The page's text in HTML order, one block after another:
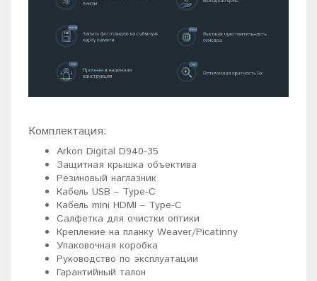
Комплектация:
Arkon Digital D940-35
Защитная крышка объектива
Резиновый наглазник
Кабель USB – Type-C
Кабель mini HDMI – Type-C
Салфетка для очистки оптики
Крепление на планку Weaver/Picatinny
Упаковочная коробка
Руководство по эксплуатации
Гарантийный талон